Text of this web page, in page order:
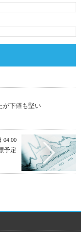
が下値も堅い
04:00
予定